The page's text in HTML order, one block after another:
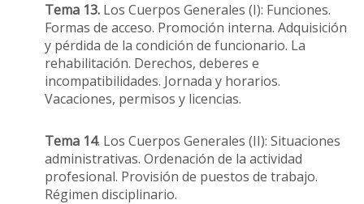
Tema 13. Los Cuerpos Generales (I): Funciones.
Formas de acceso. Promoción interna. Adquisición
y pérdida de la condición de funcionario. La
rehabilitación. Derechos, deberes e
incompatibilidades. Jornada y horarios.
Vacaciones, permisos y licencias.
Tema 14. Los Cuerpos Generales (II): Situaciones
administrativas. Ordenación de la actividad
profesional. Provisión de puestos de trabajo.
Régimen disciplinario.